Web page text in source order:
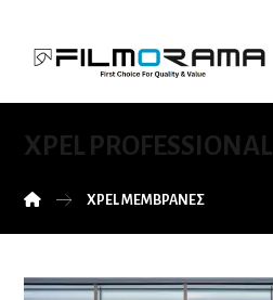
XPEL PROFESSIONAL
XPEL ΜΕΜΒΡΑΝΕΣ